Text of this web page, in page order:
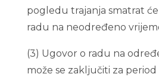
pogledu trajanja smatrat
radu na neodređeno
(3) Ugovor o radu na
može se zaključiti za